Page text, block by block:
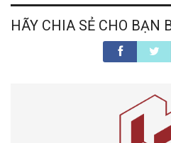
HÃY CHIA SẺ CHO BẠN